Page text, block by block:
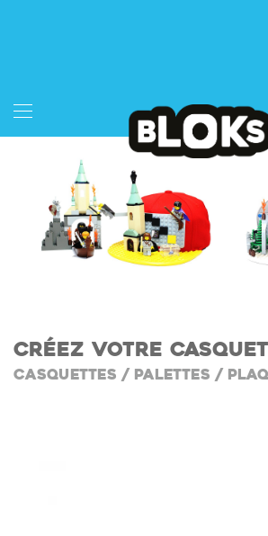
CRÉEZ VOTRE
CASQUETTES / PALETTES /